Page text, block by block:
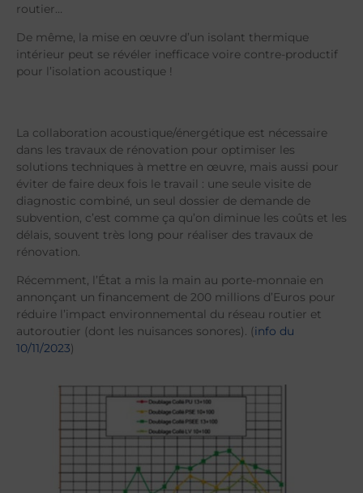
routier…
De même, la mise en œuvre d’un isolant thermique
intérieur peut se révéler inefficace voire contre-productif
pour l’isolation acoustique !
La collaboration acoustique/énergétique est nécessaire
dans les travaux de rénovation pour optimiser les
solutions techniques à mettre en œuvre, mais aussi pour
éviter de faire deux fois le travail : une seule visite de
diagnostic combiné, un seul dossier de demande de
subvention, c’est comme ça qu’on diminue les coûts et les
délais, souvent très long pour réaliser des travaux de
rénovation.
Récemment, l’État a mis la main au porte-monnaie en
annonçant un financement de 200 millions d’Euros pour
réduire l’impact environnemental du réseau routier et
autoroutier (dont les nuisances sonores). (info du
10/11/2023)